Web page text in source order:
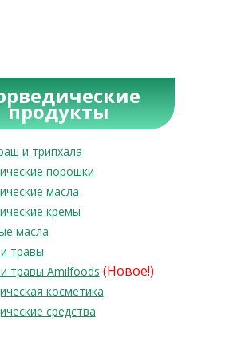
продукты
и трипхала
порошки
масла
кремы
масла
травы
травы Amilfoods (Новое!)
косметика
средства